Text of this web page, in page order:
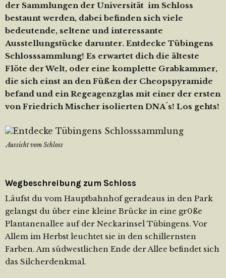
der Sammlungen der Universität im Schloss
bestaunt werden, dabei befinden sich viele
bedeutende, seltene und interessante
Ausstellungstücke darunter. Entdecke Tübingens
Schlosssammlung! Es erwartet dich die älteste
Flöte der Welt, oder eine komplette Grabkammer,
die sich einst an den Füßen der Cheopspyramide
befand und ein Regeagenzglas mit einer der ersten
von Friedrich Mischer isolierten DNA´s! Los gehts!
Aussicht vom Schloss
Wegbeschreibung zum Schloss
Läufst du vom Hauptbahnhof geradeaus in den Park
gelangst du über eine kleine Brücke in eine gr0ße
Plantanenallee auf der Neckarinsel Tübingens. Vor
Allem im Herbst leuchtet sie in den schillernsten
Farben. Am südwestlichen Ende der Allee befindet sich
das Silcherdenkmal.